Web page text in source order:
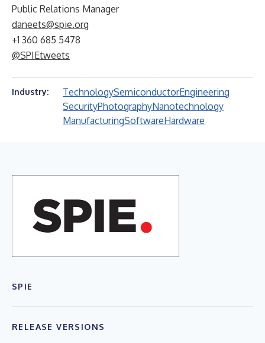
Public Relations Manager
daneets@spie.org
+1 360 685 5478
@SPIEtweets
Industry: TechnologySemiconductorEngineering
SecurityPhotographyNanotechnology
ManufacturingSoftwareHardware
SPIE
RELEASE VERSIONS